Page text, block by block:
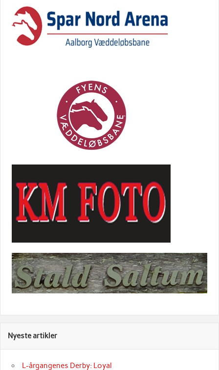
Nyeste artikler
L-årgangenes Derby: Loyal